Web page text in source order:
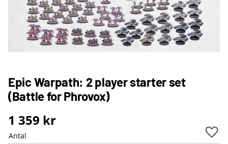
Epic Warpath: 2 player starter set
(Battle for Phrovox)
1 359 kr
Antal